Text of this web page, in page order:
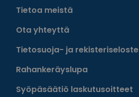
Tietoa meistä
Ota yhteyttä
Tietosuoja- ja rekisteriseloste
Rahankeräyslupa
Syöpäsäätiö laskutusoitteet